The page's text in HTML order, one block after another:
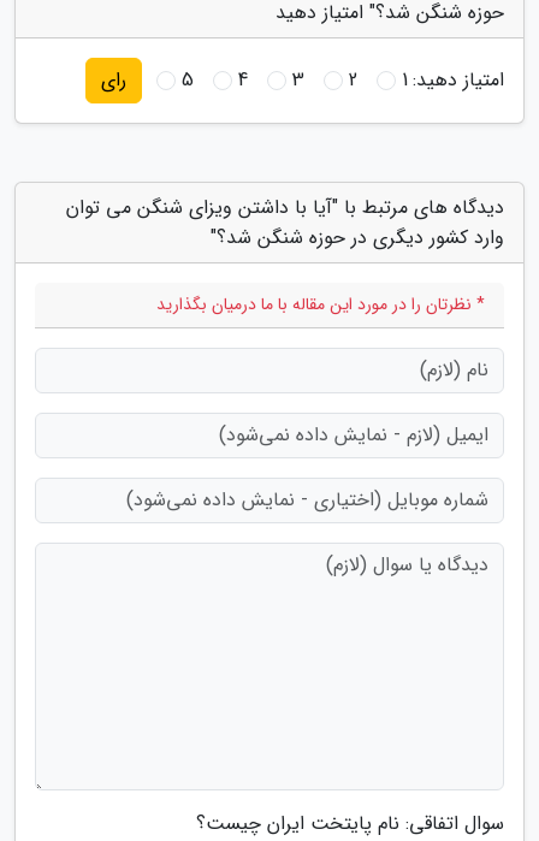
حوزه شنگن شد؟" امتیاز دهید
امتیاز دهید:1
2
3
4
5 رای
دیدگاه های مرتبط با "آیا با داشتن ویزای شنگن می توان
وارد کشور دیگری در حوزه شنگن شد؟"
* نظرتان را در مورد این مقاله با ما درمیان بگذارید
سوال اتفاقی: نام پایتخت ایران چیست؟